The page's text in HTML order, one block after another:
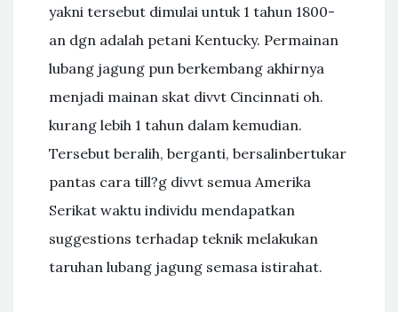
yakni tersebut dimulai untuk 1 tahun 1800-
an dgn adalah petani Kentucky. Permainan
lubang jagung pun berkembang akhirnya
menjadi mainan skat divvt Cincinnati oh.
kurang lebih 1 tahun dalam kemudian.
Tersebut beralih, berganti, bersalinbertukar
pantas cara till?g divvt semua Amerika
Serikat waktu individu mendapatkan
suggestions terhadap teknik melakukan
taruhan lubang jagung semasa istirahat.